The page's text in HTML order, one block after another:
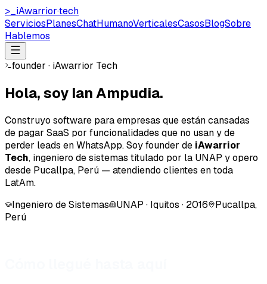
>_ iAwarrior·tech
ServiciosPlanesChatHumanoVerticalesCasosBlogSobre
Hablemos
founder · iAwarrior Tech
Hola, soy Ian Ampudia.
Construyo software para empresas que están cansadas
de pagar SaaS por funcionalidades que no usan y de
perder leads en WhatsApp. Soy founder de iAwarrior
Tech, ingeniero de sistemas titulado por la UNAP y opero
desde Pucallpa, Perú — atendiendo clientes en toda
LatAm.
Ingeniero de Sistemas
UNAP · Iquitos · 2016
Pucallpa,
Perú